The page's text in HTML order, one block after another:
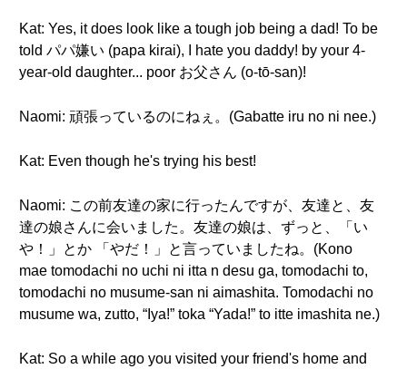
Kat: Yes, it does look like a tough job being a dad! To be
told パパ嫌い (papa kirai), I hate you daddy! by your 4-
year-old daughter... poor お父さん (o-tō-san)!
Naomi: 頑張っているのにねぇ。(Gabatte iru no ni nee.)
Kat: Even though he's trying his best!
Naomi: この前友達の家に行ったんですが、友達と、友
達の娘さんに会いました。友達の娘は、ずっと、「い
や！」とか 「やだ！」と言っていましたね。(Kono
mae tomodachi no uchi ni itta n desu ga, tomodachi to,
tomodachi no musume-san ni aimashita. Tomodachi no
musume wa, zutto, “Iya!” toka “Yada!” to itte imashita ne.)
Kat: So a while ago you visited your friend's home and